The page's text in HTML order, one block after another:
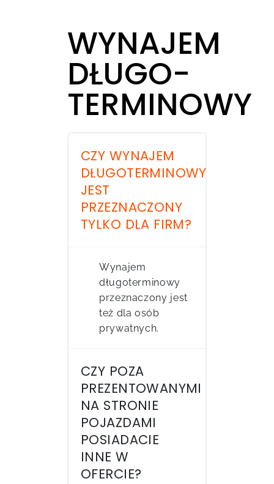
WYNAJEM
DŁUGO-
TERMINOWY
CZY WYNAJEM
DŁUGOTERMINOWY
JEST
PRZEZNACZONY
TYLKO DLA FIRM?
Wynajem
długoterminowy
przeznaczony jest
też dla osób
prywatnych.
CZY POZA
PREZENTOWANYMI
NA STRONIE
POJAZDAMI
POSIADACIE
INNE W
OFERCIE?